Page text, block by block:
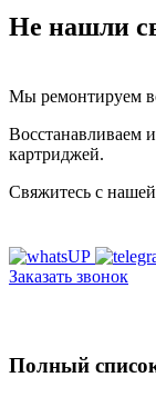
Не нашли
Мы ремонтируем
Восстанавливаем
картриджей.
Свяжитесь с
Заказать звонок
Полный